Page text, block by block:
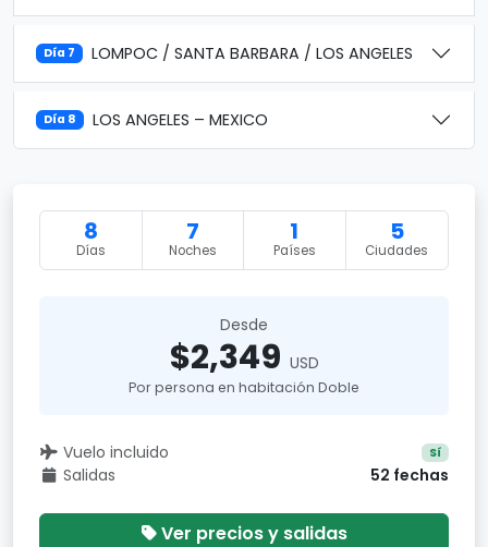
Día 7 LOMPOC / SANTA BARBARA / LOS ANGELES
Día 8 LOS ANGELES – MEXICO
8
Días
7
Noches
1
Países
5
Ciudades
Desde
$2,349 USD
Por persona en habitación Doble
Vuelo incluido Sí
Salidas 52 fechas
Ver precios y salidas